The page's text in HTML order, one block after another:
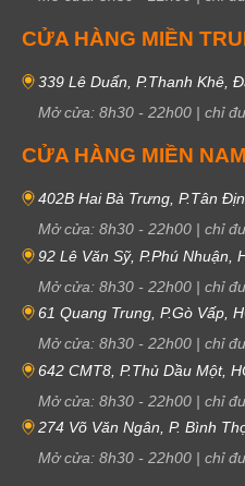
CỬA HÀNG MIỀN
339 Lê Duẩn, P.Thanh Khê,
Mở cửa: 8h30 - 22h00 | chỉ
CỬA HÀNG MIỀN NAM
402B Hai Bà Trưng, P.Tân
Mở cửa: 8h30 - 22h00 | chỉ
92 Lê Văn Sỹ, P.Phú Nhuận,
Mở cửa: 8h30 - 22h00 | chỉ
61 Quang Trung, P.Gò Vấp,
Mở cửa: 8h30 - 22h00 | chỉ
642 CMT8, P.Thủ Dầu Một,
Mở cửa: 8h30 - 22h00 | chỉ
274 Võ Văn Ngân, P. Bình
Mở cửa: 8h30 - 22h00 | chỉ